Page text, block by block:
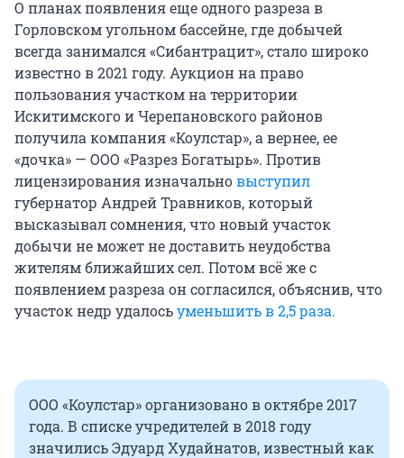
О планах появления еще одного разреза в
Горловском угольном бассейне, где добычей
всегда занимался «Сибантрацит», стало широко
известно в 2021 году. Аукцион на право
пользования участком на территории
Искитимского и Черепановского районов
получила компания «Коулстар», а вернее, ее
«дочка» — ООО «Разрез Богатырь». Против
лицензирования изначальновыступил
губернатор Андрей Травников, который
высказывал сомнения, что новый участок
добычи не может не доставить неудобства
жителям ближайших сел. Потом всё же с
появлением разреза он согласился, объяснив, что
участок недр удалосьуменьшить в 2,5 раза.
ООО «Коулстар» организовано в октябре 2017
года. В списке учредителей в 2018 году
значились Эдуард Худайнатов, известный как